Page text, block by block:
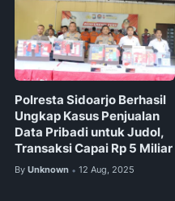
Polresta Sidoarjo Berhasil
Ungkap Kasus Penjualan
Data Pribadi untuk Judol,
Transaksi Capai Rp 5 Miliar
By Unknown • 12 Aug, 2025